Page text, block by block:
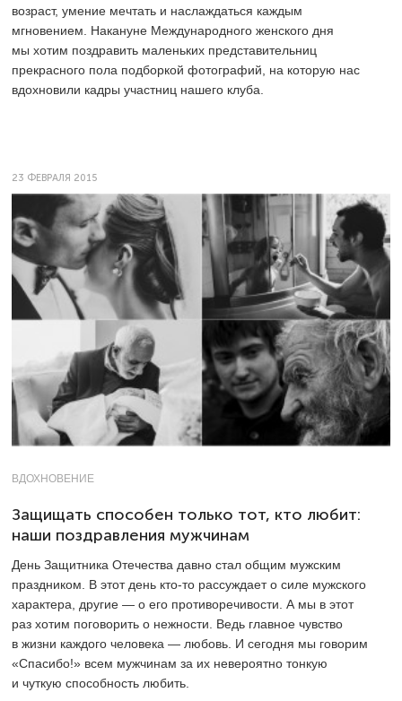
возраст, умение мечтать и наслаждаться каждым
мгновением. Накануне Международного женского дня
мы хотим поздравить маленьких представительниц
прекрасного пола подборкой фотографий, на которую нас
вдохновили кадры участниц нашего клуба.
23 ФЕВРАЛЯ 2015
ВДОХНОВЕНИЕ
Защищать способен только тот, кто любит:
наши поздравления мужчинам
День Защитника Отечества давно стал общим мужским
праздником. В этот день кто-то рассуждает о силе мужского
характера, другие — о его противоречивости. А мы в этот
раз хотим поговорить о нежности. Ведь главное чувство
в жизни каждого человека — любовь. И сегодня мы говорим
«Спасибо!» всем мужчинам за их невероятно тонкую
и чуткую способность любить.